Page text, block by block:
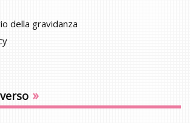
della gravidanza
»